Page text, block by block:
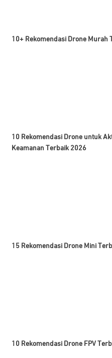
10+ Rekomendasi Drone Murah
10 Rekomendasi Drone untuk
Keamanan Terbaik 2026
15 Rekomendasi Drone Mini
10 Rekomendasi Drone FPV